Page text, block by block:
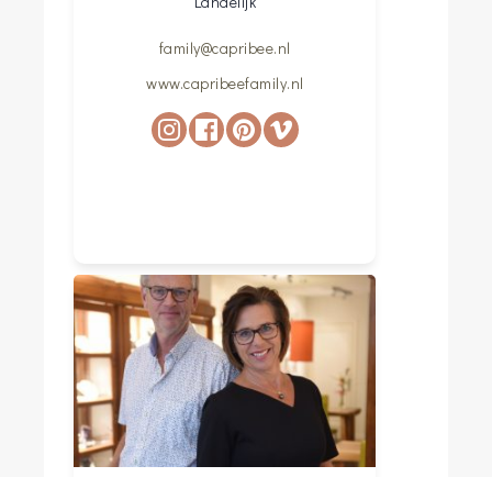
family@capribee.nl
www.capribeefamily.nl